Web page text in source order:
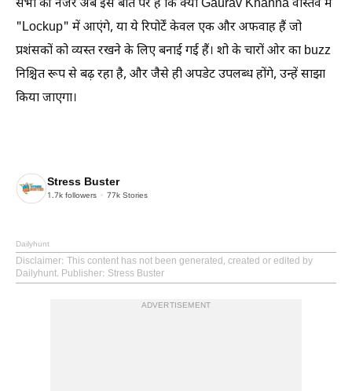
सभी की नजरें अब इस बात पर हैं कि क्या Gaurav Khanna वास्तव में
"Lockup" में आएंगे, या ये रिपोर्टें केवल एक और अफवाह हैं जो
प्रशंसकों को व्यस्त रखने के लिए बनाई गई हैं। शो के चारों ओर का buzz
निश्चित रूप से बढ़ रहा है, और जैसे ही अपडेट उपलब्ध होंगे, उन्हें साझा
किया जाएगा।
Stress Buster
1.7k followers 77k Stories
Dailyhunt
Disclaimer: This content has not been generated, created or edited by
Dailyhunt. Publisher: Stress Buster
ADVERTISEMENT